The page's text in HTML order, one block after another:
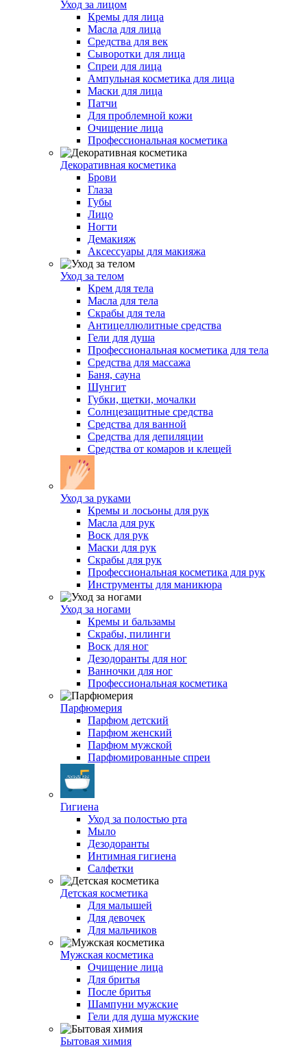
Уход за лицом
Кремы для лица
Масла для лица
Средства для век
Сыворотки для лица
Спреи для лица
Ампульная косметика для лица
Маски для лица
Патчи
Для проблемной кожи
Очищение лица
Профессиональная косметика
Декоративная косметика
Брови
Глаза
Губы
Лицо
Ногти
Демакияж
Аксессуары для макияжа
Уход за телом
Крем для тела
Масла для тела
Скрабы для тела
Антицеллюлитные средства
Гели для душа
Профессиональная косметика для тела
Средства для массажа
Баня, сауна
Шунгит
Губки, щетки, мочалки
Солнцезащитные средства
Средства для ванной
Средства для депиляции
Средства от комаров и клещей
Уход за руками
Кремы и лосьоны для рук
Масла для рук
Воск для рук
Маски для рук
Скрабы для рук
Профессиональная косметика для рук
Инструменты для маникюра
Уход за ногами
Кремы и бальзамы
Скрабы, пилинги
Воск для ног
Дезодоранты для ног
Ванночки для ног
Профессиональная косметика
Парфюмерия
Парфюм детский
Парфюм женский
Парфюм мужской
Парфюмированные спреи
Гигиена
Уход за полостью рта
Мыло
Дезодоранты
Интимная гигиена
Салфетки
Детская косметика
Для малышей
Для девочек
Для мальчиков
Мужская косметика
Очищение лица
Для бритья
После бритья
Шампуни мужские
Гели для душа мужские
Бытовая химия